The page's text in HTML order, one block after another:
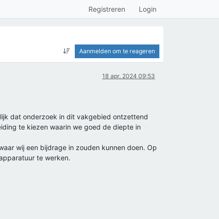
Registreren Login
Aanmelden om te reageren
18 apr. 2024 09:53
dat onderzoek in dit vakgebied ontzettend
te kiezen waarin we goed de diepte in
wij een bijdrage in zouden kunnen doen. Op
te werken.